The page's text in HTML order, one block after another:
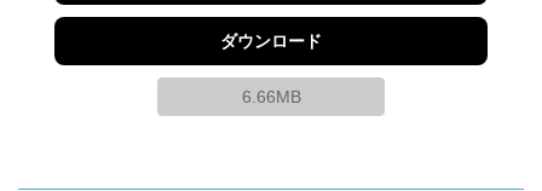
ダウンロード
6.66MB